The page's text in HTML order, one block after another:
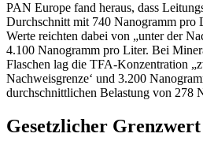
PAN Europe fand heraus, dass
Durchschnitt mit 740 Nanogramm pro
Werte reichten dabei von „unter der
4.100 Nanogramm pro Liter. Bei
Flaschen lag die TFA-Konzentration
Nachweisgrenze‘ und 3.200
durchschnittlichen Belastung von 278
Gesetzlicher Grenzwert